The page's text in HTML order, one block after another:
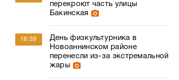
перекроют часть улицы
Бакинская
16:39
День физкультурника в
Новоаннинском районе
перенесли из-за экстремальной
жары